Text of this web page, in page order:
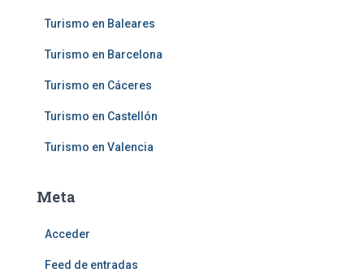
Turismo en Baleares
Turismo en Barcelona
Turismo en Cáceres
Turismo en Castellón
Turismo en Valencia
Meta
Acceder
Feed de entradas